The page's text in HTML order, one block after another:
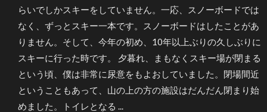
らいでしかスキーをしていません。一応、スノーボードでは
なく、ずっとスキー一本です。スノーボードはしたことがあ
りません。そして、今年の初め、10年以上ぶりの久しぶりに
スキーに行った時です。 夕暮れ、まもなくスキー場が閉まる
という頃、僕は非常に尿意をもよおしていました。閉場間近
ということもあって、山の上の方の施設はだんだん閉まり始
めました。トイレとなる ...